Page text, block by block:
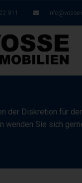
911
der Diskretion für
wenden Sie sich